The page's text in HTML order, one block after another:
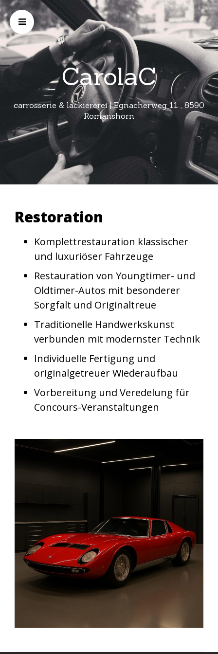
CarolaC
carrosserie & lackiererei | Egnacherweg 11 , 8590
Romanshorn
Restoration
Komplettrestauration klassischer
und luxuriöser Fahrzeuge
Restauration von Youngtimer- und
Oldtimer-Autos mit besonderer
Sorgfalt und Originaltreue
Traditionelle Handwerkskunst
verbunden mit modernster Technik
Individuelle Fertigung und
originalgetreuer Wiederaufbau
Vorbereitung und Veredelung für
Concours-Veranstaltungen